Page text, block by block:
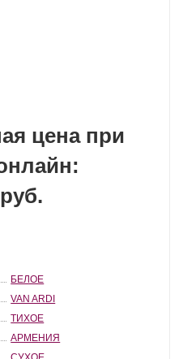
цена при
БЕЛОЕ
VAN ARDI
ТИХОЕ
АРМЕНИЯ